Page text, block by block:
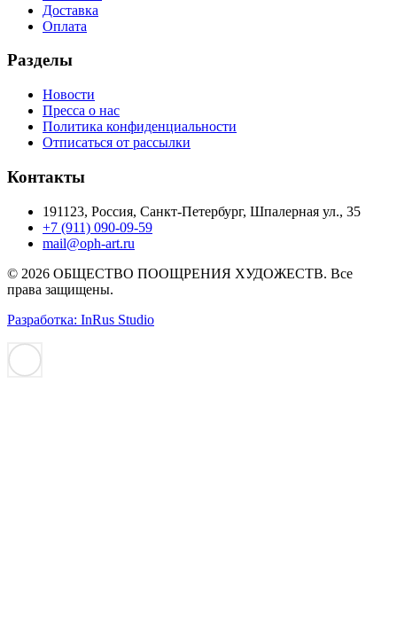
Доставка
Оплата
Разделы
Новости
Пресса о нас
Политика конфиденциальности
Отписаться от рассылки
Контакты
191123, Россия, Санкт-Петербург, Шпалерная ул., 35
+7 (911) 090-09-59
mail@oph-art.ru
© 2026 ОБЩЕСТВО ПООЩРЕНИЯ ХУДОЖЕСТВ. Все
права защищены.
Разработка: InRus Studio